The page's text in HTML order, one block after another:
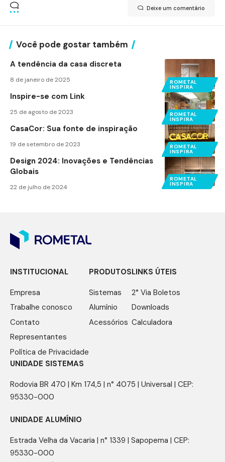
Deixe um comentário
Você pode gostar também
ROMETAL
INSPIRA
A tendência da casa discreta
8 de janeiro de 2025
ROMETAL
INSPIRA
Inspire-se com Link
25 de agosto de 2023
ROMETAL
INSPIRA
CasaCor: Sua fonte de inspiração
19 de setembro de 2023
ROMETAL
INSPIRA
Design 2024: Inovações e Tendências
Globais
22 de julho de 2024
INSTITUCIONAL
Empresa
Trabalhe conosco
Contato
Representantes
Política de Privacidade
PRODUTOS
Sistemas
Alumínio
Acessórios
LINKS ÚTEIS
2° Via Boletos
Downloads
Calculadora
UNIDADE SISTEMAS
Rodovia BR 470 | Km 174,5 | n° 4075 | Universal | CEP:
95330-000
UNIDADE ALUMÍNIO
Estrada Velha da Vacaria | n° 1339 | Sapopema | CEP:
95330-000